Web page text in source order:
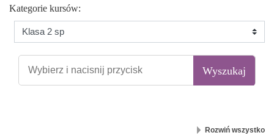
Kategorie kursów:
Rozwiń wszystko